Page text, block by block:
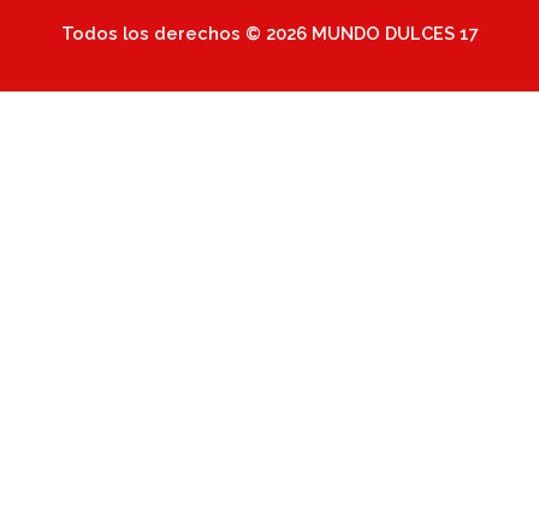
Todos los derechos © 2026 MUNDO DULCES 17